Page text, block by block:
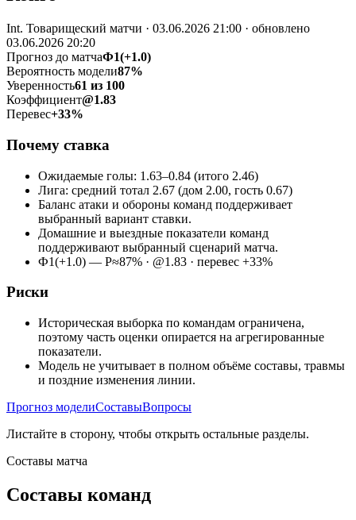
Int. Товарищеский матчи · 03.06.2026 21:00 · обновлено
03.06.2026 20:20
Прогноз до матчаФ1(+1.0)
Вероятность модели87%
Уверенность61 из 100
Коэффициент@1.83
Перевес+33%
Почему ставка
Ожидаемые голы: 1.63–0.84 (итого 2.46)
Лига: средний тотал 2.67 (дом 2.00, гость 0.67)
Баланс атаки и обороны команд поддерживает
выбранный вариант ставки.
Домашние и выездные показатели команд
поддерживают выбранный сценарий матча.
Ф1(+1.0) — P≈87% · @1.83 · перевес +33%
Риски
Историческая выборка по командам ограничена,
поэтому часть оценки опирается на агрегированные
показатели.
Модель не учитывает в полном объёме составы, травмы
и поздние изменения линии.
Прогноз моделиСоставыВопросы
Листайте в сторону, чтобы открыть остальные разделы.
Составы матча
Составы команд